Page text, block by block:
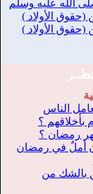
الله عليه وسلم
(حقوق الأولاد )
(حقوق الأولاد )
الناس
بأخلاقهم ؟
رمضان ؟
أملٌ في رمضان
بالشك من